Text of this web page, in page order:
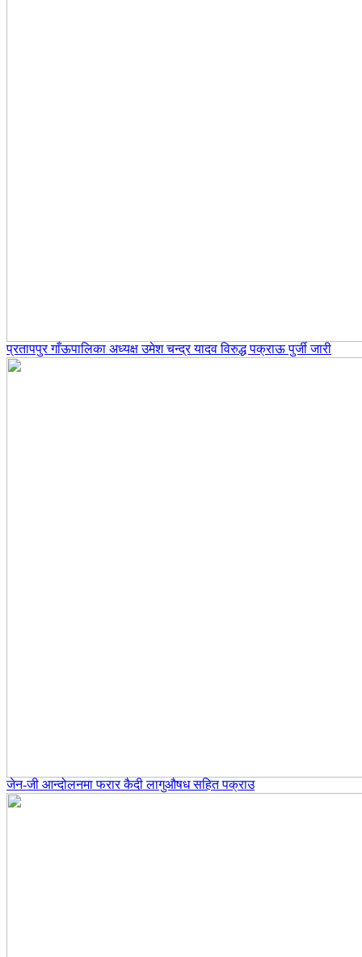
प्रतापपुर गाँऊपालिका अध्यक्ष उमेश चन्द्र यादव विरुद्ध पक्राऊ पुर्जी जारी
जेन-जी आन्दोलनमा फरार कैदी लागुऔषध सहित पक्राउ